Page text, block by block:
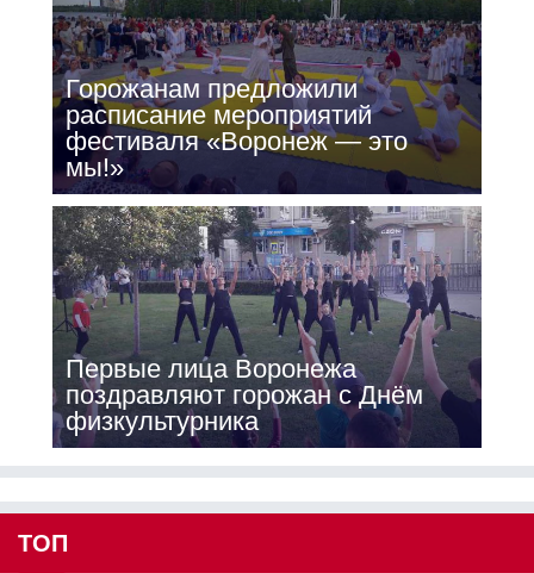
Горожанам предложили
расписание мероприятий
фестиваля «Воронеж — это
мы!»
Первые лица Воронежа
поздравляют горожан с Днём
физкультурника
ТОП